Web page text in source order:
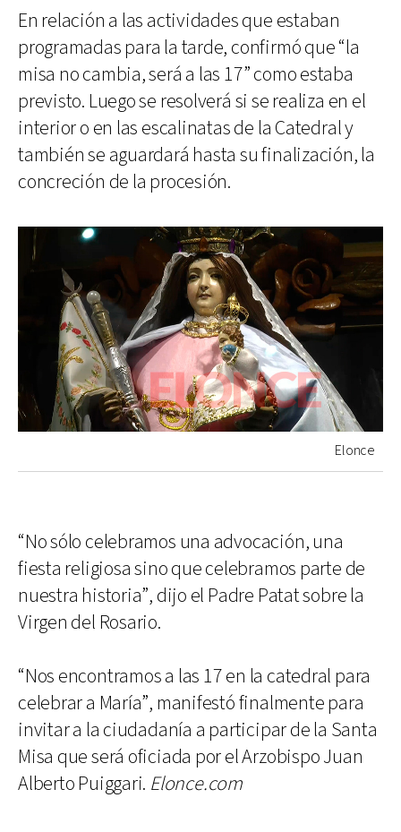
En relación a las actividades que estaban
programadas para la tarde, confirmó que “la
misa no cambia, será a las 17” como estaba
previsto. Luego se resolverá si se realiza en el
interior o en las escalinatas de la Catedral y
también se aguardará hasta su finalización, la
concreción de la procesión.
Elonce
“No sólo celebramos una advocación, una
fiesta religiosa sino que celebramos parte de
nuestra historia”, dijo el Padre Patat sobre la
Virgen del Rosario.
“Nos encontramos a las 17 en la catedral para
celebrar a María”, manifestó finalmente para
invitar a la ciudadanía a participar de la Santa
Misa que será oficiada por el Arzobispo Juan
Alberto Puiggari. Elonce.com